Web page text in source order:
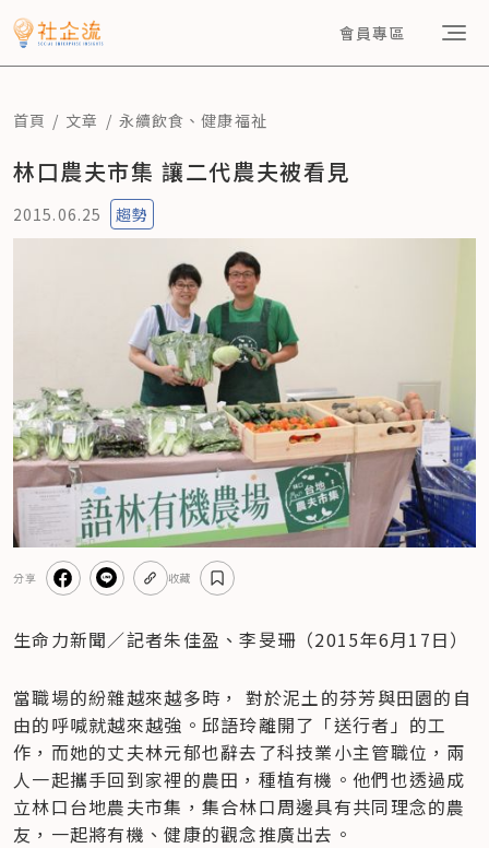
會員專區
首頁 文章 永續飲食 、健康福祉
林口農夫市集 讓二代農夫被看見
2015.06.25 趨勢
分享 收藏
生命力新聞／記者朱佳盈、李旻珊（2015年6月17日）
當職場的紛雜越來越多時， 對於泥土的芬芳與田園的自
由的呼喊就越來越強。邱語玲離開了「送行者」的工
作，而她的丈夫林元郁也辭去了科技業小主管職位，兩
人一起攜手回到家裡的農田，種植有機。他們也透過成
立林口台地農夫市集，集合林口周邊具有共同理念的農
友，一起將有機、健康的觀念推廣出去。